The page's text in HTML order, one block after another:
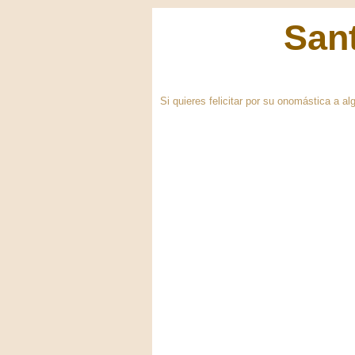
Si quieres felicitar por su onomástica a